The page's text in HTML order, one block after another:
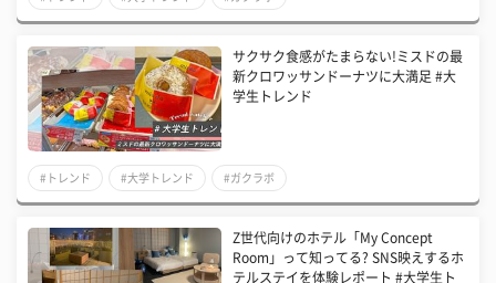
サクサク食感がたまらない!ミスドの最
新クロワッサンドーナツに大満足 #大
学生トレンド
#トレンド #大学トレンド #ガクラボ
Z世代向けのホテル「My Concept
Room」って知ってる? SNS映えするホ
テルステイを体験レポート #大学生ト